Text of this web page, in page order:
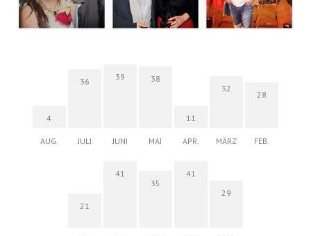
4
AUG.
36
JULI
39
JUNI
38
MAI
11
APR.
32
MÄRZ
28
FEB.
21
41
35
41
29